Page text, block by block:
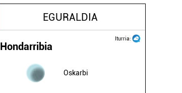
EGURALDIA
Iturria:
Hondarribia
Oskarbi